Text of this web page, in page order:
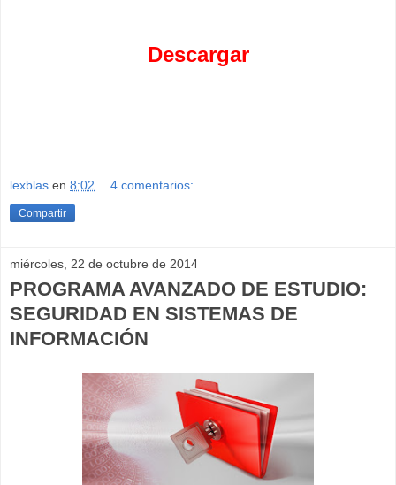
Descargar
lexblas en 8:02 4 comentarios:
Compartir
miércoles, 22 de octubre de 2014
PROGRAMA AVANZADO DE ESTUDIO:
SEGURIDAD EN SISTEMAS DE
INFORMACIÓN